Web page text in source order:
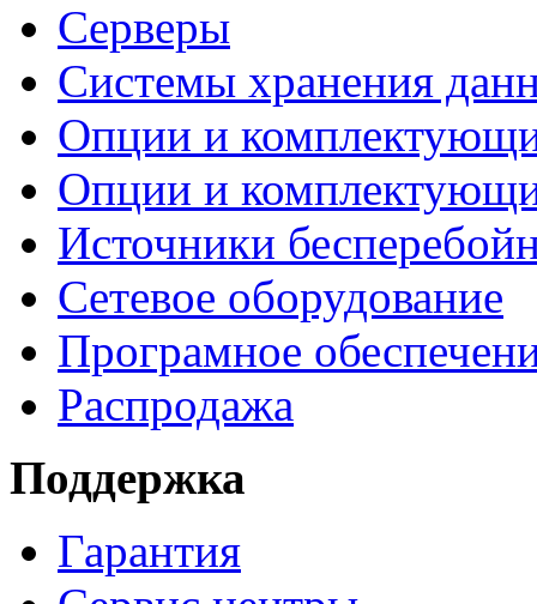
Серверы
Системы хранения
Опции и
Опции и
Источники
Сетевое оборудование
Програмное
Распродажа
Поддержка
Гарантия